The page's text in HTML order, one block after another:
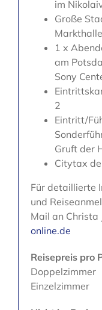
im
Große
1 x
am
Sony
2
Eintritt/
Gruft der
Citytax
Für detaillierte
und
Mail an Christa
online.de
Reisepreis pro
Einzelzimmer